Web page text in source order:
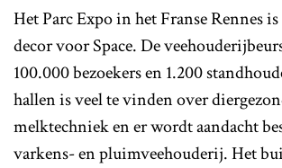
Het Parc Expo in het Franse Rennes
decor voor Space. De
100.000 bezoekers en 1.200
hallen is veel te vinden over
melktechniek en er wordt aandacht
varkens- en pluimveehouderij. Het